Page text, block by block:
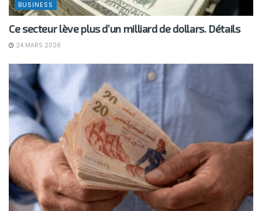
BUSINESS
Ce secteur lève plus d’un milliard de dollars. Détails
24 MARS 2026